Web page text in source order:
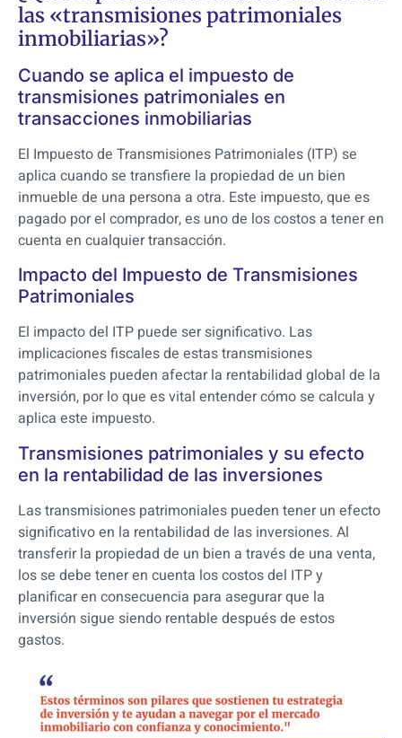
las «transmisiones patrimoniales
inmobiliarias»?
Cuando se aplica el impuesto de
transmisiones patrimoniales en
transacciones inmobiliarias
El Impuesto de Transmisiones Patrimoniales (ITP) se
aplica cuando se transfiere la propiedad de un bien
inmueble de una persona a otra. Este impuesto, que es
pagado por el comprador, es uno de los costos a tener en
cuenta en cualquier transacción.
Impacto del Impuesto de Transmisiones
Patrimoniales
El impacto del ITP puede ser significativo. Las
implicaciones fiscales de estas transmisiones
patrimoniales pueden afectar la rentabilidad global de la
inversión, por lo que es vital entender cómo se calcula y
aplica este impuesto.
Transmisiones patrimoniales y su efecto
en la rentabilidad de las inversiones
Las transmisiones patrimoniales pueden tener un efecto
significativo en la rentabilidad de las inversiones. Al
transferir la propiedad de un bien a través de una venta,
los se debe tener en cuenta los costos del ITP y
planificar en consecuencia para asegurar que la
inversión sigue siendo rentable después de estos
gastos.